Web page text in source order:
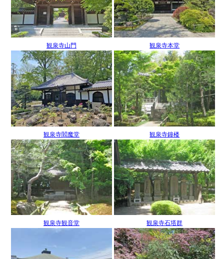
観泉寺山門 観泉寺本堂
観泉寺閻魔堂 観泉寺鐘楼
観泉寺観音堂 観泉寺石塔群